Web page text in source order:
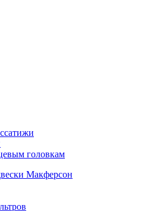
головкам
Макферсон